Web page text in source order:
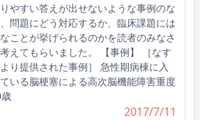
やすい答えが出せないような事例のな
問題にどう対応するか、臨床課題には
ことが挙げられるのかを読者のみなさ
えてもらいました。 【事例】 ［なす
り提供された事例］ 急性期病棟に入
いる脳梗塞による高次脳機能障害重度
2017/7/11